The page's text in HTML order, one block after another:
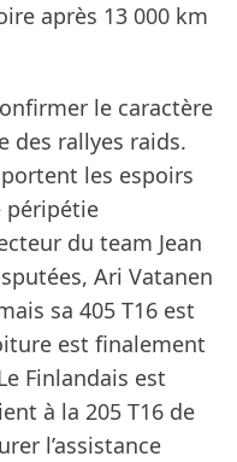
après 13 000 km
le caractère
des rallyes raids.
les espoirs
péripétie
du team Jean
Ari Vatanen
sa 405 T16 est
est finalement
Finlandais est
à la 205 T16 de
l’assistance